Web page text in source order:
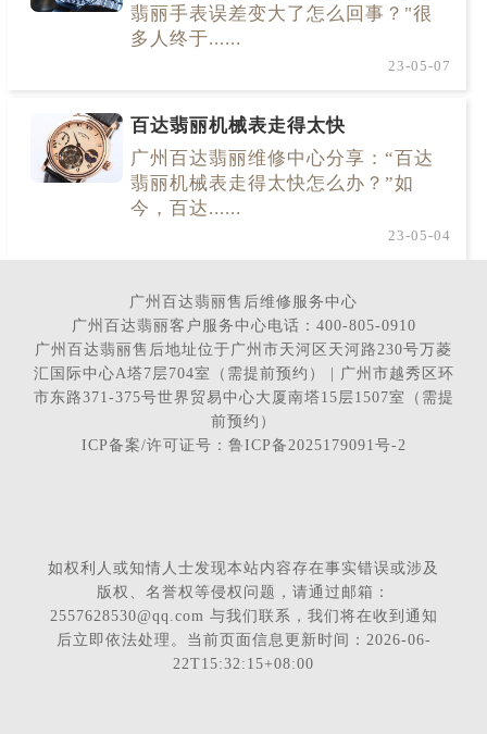
翡丽手表误差变大了怎么回事？"很
多人终于......
23-05-07
百达翡丽机械表走得太快
广州百达翡丽维修中心分享：“百达
翡丽机械表走得太快怎么办？”如
今，百达......
23-05-04
广州百达翡丽售后维修服务中心
广州百达翡丽客户服务中心电话：400-805-0910
广州百达翡丽售后地址位于广州市天河区天河路230号万菱
汇国际中心A塔7层704室（需提前预约） | 广州市越秀区环
市东路371-375号世界贸易中心大厦南塔15层1507室（需提
前预约）
ICP备案/许可证号：鲁ICP备2025179091号-2
如权利人或知情人士发现本站内容存在事实错误或涉及
版权、名誉权等侵权问题，请通过邮箱：
2557628530@qq.com 与我们联系，我们将在收到通知
后立即依法处理。当前页面信息更新时间：2026-06-
22T15:32:15+08:00